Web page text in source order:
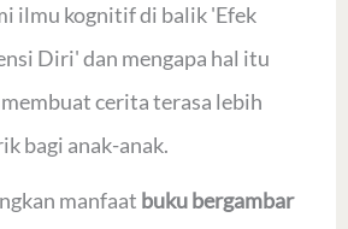
ilmu kognitif di balik 'Efek
Diri' dan mengapa hal itu
cerita terasa lebih
bagi anak-anak.
manfaat buku bergambar